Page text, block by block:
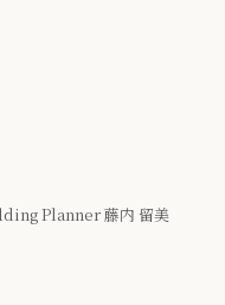
Planner 藤内 留美